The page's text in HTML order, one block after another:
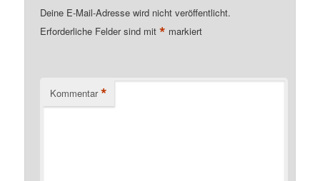
Deine E-Mail-Adresse wird nicht veröffentlicht.
Erforderliche Felder sind mit* markiert
Kommentar *